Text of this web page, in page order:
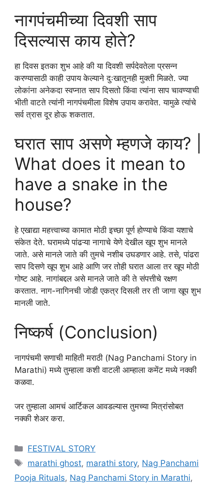
नागपंचमीच्या दिवशी साप
दिसल्यास काय होते?
हा दिवस इतका शुभ आहे की या दिवशी सर्पदेवतेला प्रसन्न
करण्यासाठी काही उपाय केल्याने दुःखातूनही मुक्ती मिळते. ज्या
लोकांना अनेकदा स्वप्नात साप दिसतो किंवा त्यांना साप चावण्याची
भीती वाटते त्यांनी नागपंचमीला विशेष उपाय करावेत. यामुळे त्यांचे
सर्व त्रास दूर होऊ शकतात.
घरात साप असणे म्हणजे काय? |
What does it mean to
have a snake in the
house?
हे एखाद्या महत्त्वाच्या कामात मोठी इच्छा पूर्ण होण्याचे किंवा यशाचे
संकेत देते. घरामध्ये पांढऱ्या नागाचे येणे देखील खूप शुभ मानले
जाते. असे मानले जाते की तुमचे नशीब उघडणार आहे. तसे, पांढरा
साप दिसणे खूप शुभ आहे आणि जर तोही घरात आला तर खूप मोठी
गोष्ट आहे. नागांबद्दल असे मानले जाते की ते संपत्तीचे रक्षण
करतात. नाग-नागिनची जोडी एकत्र दिसली तर ती जागा खूप शुभ
मानली जाते.
निष्कर्ष (Conclusion)
नागपंचमी सणाची माहिती मराठी (Nag Panchami Story in
Marathi) मध्ये तुम्हाला कशी वाटली आम्हाला कमेंट मध्ये नक्की
कळवा.
जर तुम्हाला आमचं आर्टिकल आवडल्यास तुमच्या मित्रांसोबत
नक्की शेअर करा.
Categories
FESTIVAL STORY
Tags
marathi ghost, marathi story, Nag Panchami
Pooja Rituals, Nag Panchami Story in Marathi,